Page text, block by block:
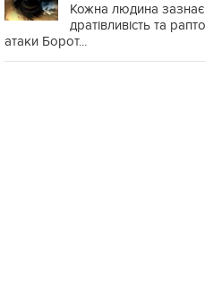
Кожна людина
дратівливість та
атаки Борот...